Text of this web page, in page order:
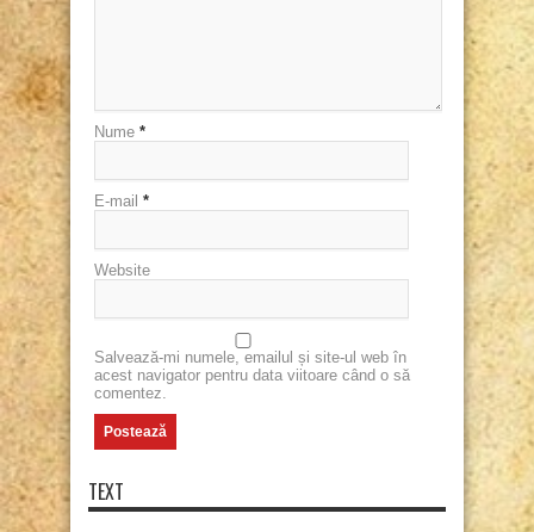
Nume *
E-mail *
Website
Salvează-mi numele, emailul și site-ul web în
acest navigator pentru data viitoare când o să
comentez.
TEXT